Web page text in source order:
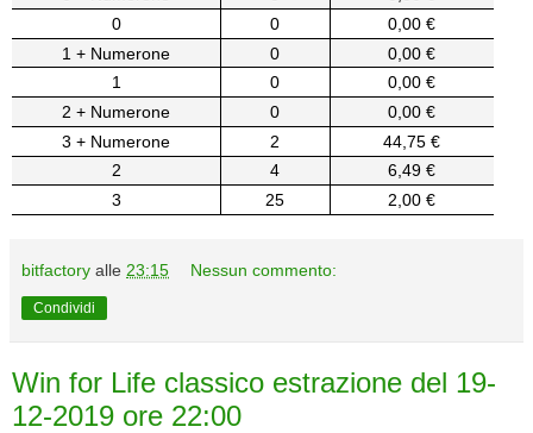
0
0
0,00 €
1 + Numerone
0
0,00 €
1
0
0,00 €
2 + Numerone
0
0,00 €
3 + Numerone
2
44,75 €
2
4
6,49 €
3
25 2,00 €
bitfactory alle 23:15 Nessun commento:
Condividi
Win for Life classico estrazione del 19-
12-2019 ore 22:00